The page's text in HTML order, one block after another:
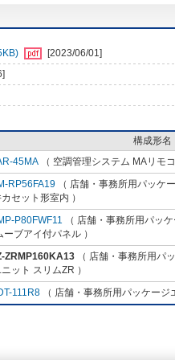
[2023/06/01]
構成形名
45MA （ 空調管理システム MAリモコ
RP56FA19 （ 店舗・事務所用パッケ
セット形室内 ）
P80FWF11 （ 店舗・事務所用パッ
ーブアイ付パネル ）
ZRMP160KA13 （ 店舗・事務所用パ
ット スリムZR ）
111R8 （ 店舗・事務所用パッケージ